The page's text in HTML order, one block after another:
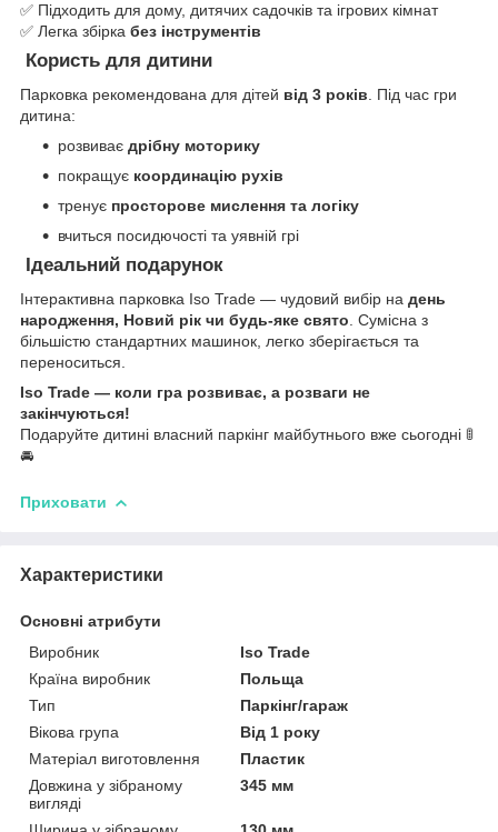
✅ Підходить для дому, дитячих садочків та ігрових кімнат
✅ Легка збірка без інструментів
Користь для дитини
Парковка рекомендована для дітей від 3 років . Під час гри
дитина:
розвиває дрібну моторику
покращує координацію рухів
тренує просторове мислення та логіку
вчиться посидючості та уявній грі
Ідеальний подарунок
Інтерактивна парковка Iso Trade — чудовий вибір на день
народження, Новий рік чи будь-яке свято . Сумісна з
більшістю стандартних машинок, легко зберігається та
переноситься.
Iso Trade — коли гра розвиває, а розваги не
закінчуються!
Подаруйте дитині власний паркінг майбутнього вже сьогодні 🚦
🚘
Приховати
Характеристики
Основні атрибути
Виробник
Iso Trade
Країна виробник
Польща
Тип
Паркінг/гараж
Вікова група
Від 1 року
Матеріал виготовлення
Пластик
Довжина у зібраному
вигляді
345 мм